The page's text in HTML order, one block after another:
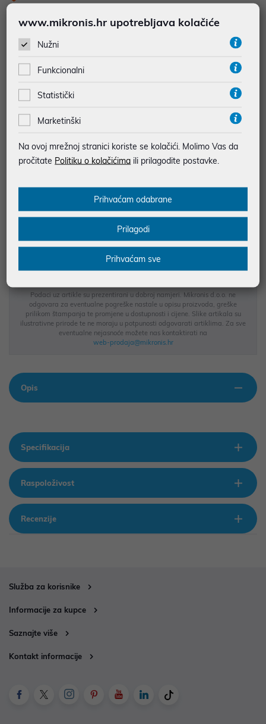
DOSTUPNOST NA UPIT
Pošaljite upit na
Dodaj u favorite
najam za pravne osobe od 12 do 36 mj. već od0,11 €
Vidi detalje Pošalji upit
BESPLATNA DOSTAVA ZA NARUDŽBE IZNAD 66,36€
MOGUĆNOST PLAĆANJA NA RATE
Podaci uz artikle su prezentirani u dobroj namjeri. Mikronis d.o.o. ne
odgovara za eventualne pogreške nastale u opisu proizvoda, greške
prilikom štampanja te promjene u dostupnosti i cijene. Slike artikala su
ilustrativne prirode te ne moraju u potpunosti odgovarati artiklima. Za sve
eventualne nejasnoće možete nas kontaktirati na
web-prodaja@mikronis.hr
Opis
Specifikacija
Raspoloživost
Recenzije
Služba za korisnike
Informacije za kupce
Saznajte više
Kontakt informacije
www.mikronis.hr upotrebljava kolačiće
Nužni
Funkcionalni
Statistički
Marketinški
Na ovoj mrežnoj stranici koriste se kolačići. Molimo Vas da
pročitate Politiku o kolačićima ili prilagodite postavke.
Prihvaćam odabrane
Prilagodi
Prihvaćam sve